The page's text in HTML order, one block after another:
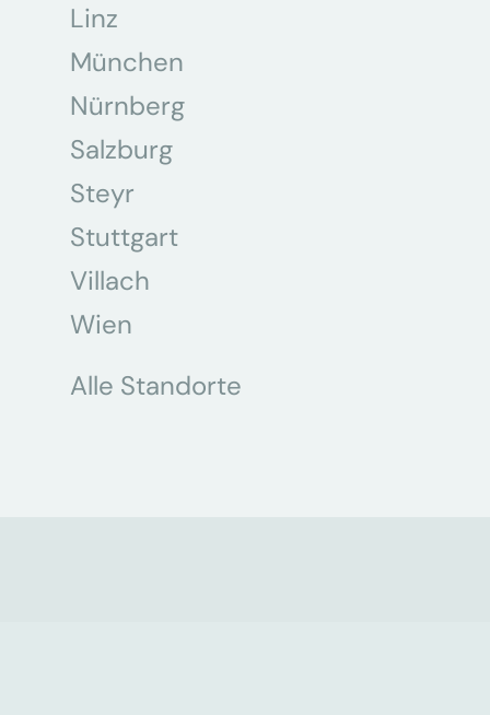
Linz
München
Nürnberg
Salzburg
Steyr
Stuttgart
Villach
Wien
Alle Standorte